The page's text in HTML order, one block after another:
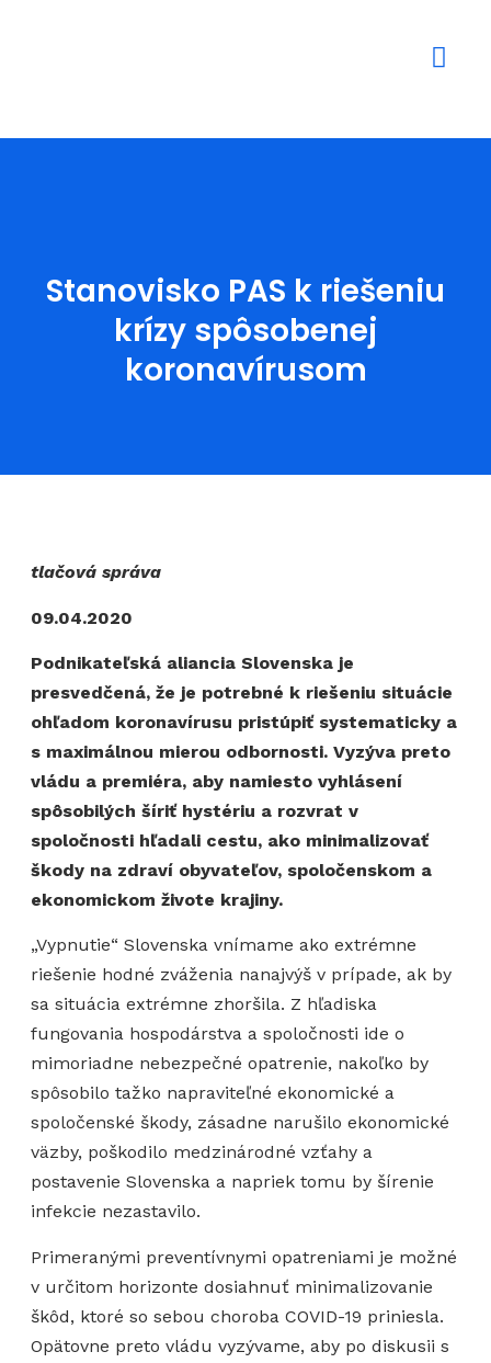
Stanovisko PAS k riešeniu
krízy spôsobenej
koronavírusom
tlačová správa
09.04.2020
Podnikateľská aliancia Slovenska je
presvedčená, že je potrebné k riešeniu situácie
ohľadom koronavírusu pristúpiť systematicky a
s maximálnou mierou odbornosti. Vyzýva preto
vládu a premiéra, aby namiesto vyhlásení
spôsobilých šíriť hystériu a rozvrat v
spoločnosti hľadali cestu, ako minimalizovať
škody na zdraví obyvateľov, spoločenskom a
ekonomickom živote krajiny.
„Vypnutie“ Slovenska vnímame ako extrémne
riešenie hodné zváženia nanajvýš v prípade, ak by
sa situácia extrémne zhoršila. Z hľadiska
fungovania hospodárstva a spoločnosti ide o
mimoriadne nebezpečné opatrenie, nakoľko by
spôsobilo tažko napraviteľné ekonomické a
spoločenské škody, zásadne narušilo ekonomické
väzby, poškodilo medzinárodné vzťahy a
postavenie Slovenska a napriek tomu by šírenie
infekcie nezastavilo.
Primeranými preventívnymi opatreniami je možné
v určitom horizonte dosiahnuť minimalizovanie
škôd, ktoré so sebou choroba COVID-19 priniesla.
Opätovne preto vládu vyzývame, aby po diskusii s